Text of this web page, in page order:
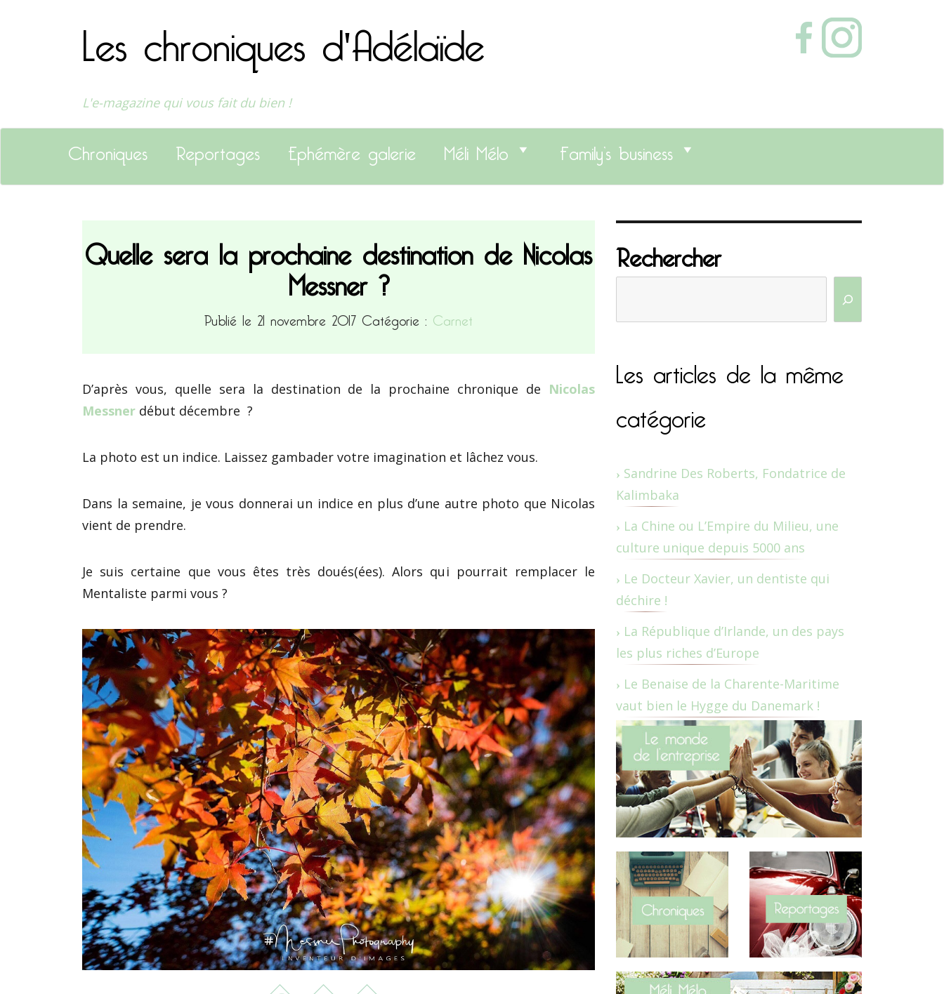
Les chroniques d'Adélaïde
L'e-magazine qui vous fait du bien !
Chroniques Reportages Ephémère galerie Méli Mélo Family’s business
Quelle sera la prochaine destination de Nicolas
Messner ?
Publié le 21 novembre 2017 Catégorie : Carnet
D’après vous, quelle sera la destination de la prochaine chronique de Nicolas
Messner début décembre ?
La photo est un indice. Laissez gambader votre imagination et lâchez vous.
Dans la semaine, je vous donnerai un indice en plus d’une autre photo que Nicolas
vient de prendre.
Je suis certaine que vous êtes très doués(ées). Alors qui pourrait remplacer le
Mentaliste parmi vous ?
Rechercher
Les articles de la même
catégorie
Sandrine Des Roberts, Fondatrice de
Kalimbaka
La Chine ou L’Empire du Milieu, une
culture unique depuis 5000 ans
Le Docteur Xavier, un dentiste qui
déchire !
La République d’Irlande, un des pays
les plus riches d’Europe
Le Benaise de la Charente-Maritime
vaut bien le Hygge du Danemark !